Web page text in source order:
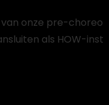
onze pre-choreo
als HOW-